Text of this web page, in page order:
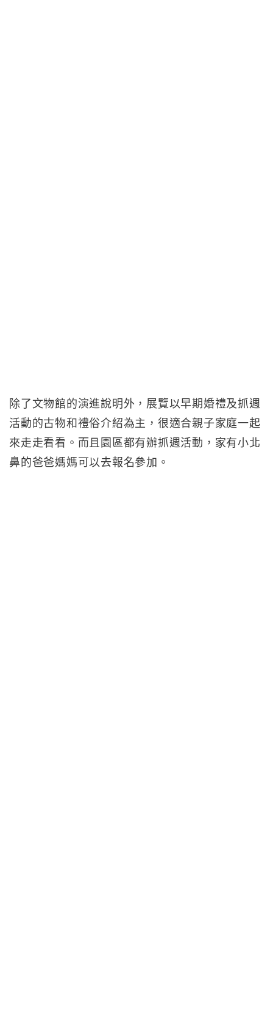
除了文物館的演進說明外，展覽以早期婚禮及抓週
活動的古物和禮俗介紹為主，很適合親子家庭一起
來走走看看。而且園區都有辦抓週活動，家有小北
鼻的爸爸媽媽可以去報名參加。